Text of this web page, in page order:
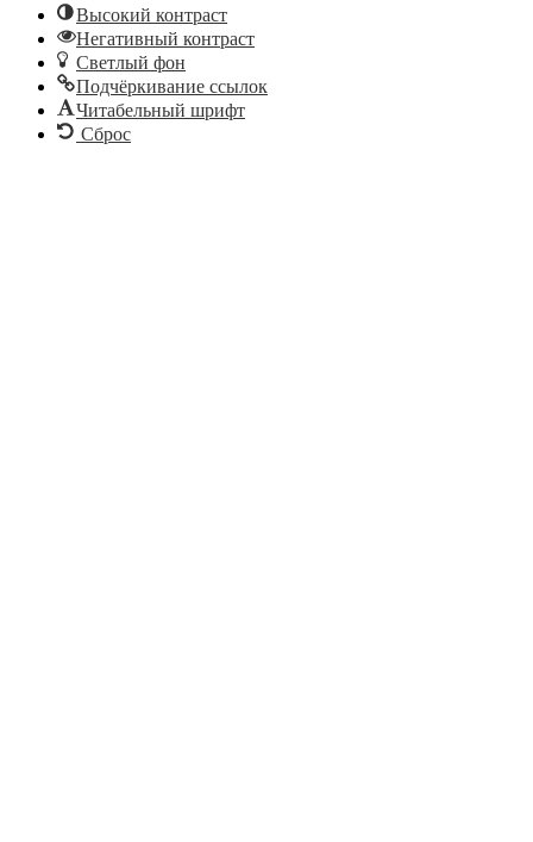
Высокий контраст
Негативный контраст
Светлый фон
Подчёркивание ссылок
Читабельный шрифт
Сброс